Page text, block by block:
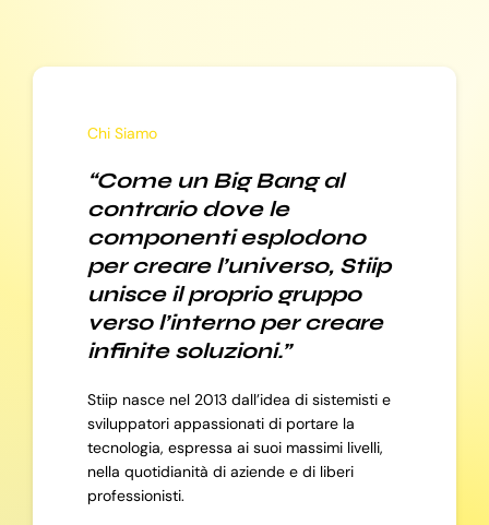
Chi Siamo
“Come un Big Bang al
contrario dove le
componenti esplodono
per creare l’universo, Stiip
unisce il proprio gruppo
verso l’interno per creare
infinite soluzioni.”
Stiip nasce nel 2013 dall’idea di sistemisti e
sviluppatori appassionati di portare la
tecnologia, espressa ai suoi massimi livelli,
nella quotidianità di aziende e di liberi
professionisti.